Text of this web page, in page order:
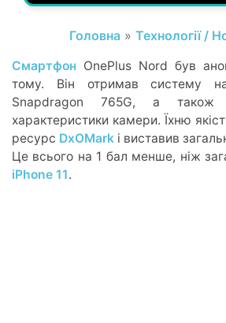
Головна » Технології /
Смартфон OnePlus Nord був
тому. Він отримав систему
Snapdragon 765G, а також
характеристики камери. Їхню
ресурс DxOMark і виставив
Це всього на 1 бал менше, ніж
iPhone 11.